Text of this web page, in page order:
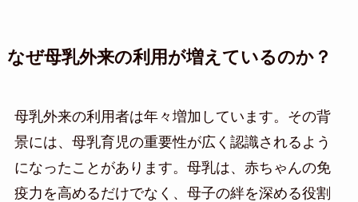
なぜ母乳外来の利用が増えているのか？
母乳外来の利用者は年々増加しています。その背
景には、母乳育児の重要性が広く認識されるよう
になったことがあります。母乳は、赤ちゃんの免
疫力を高めるだけでなく、母子の絆を深める役割